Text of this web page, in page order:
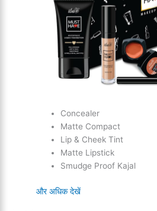
Concealer
Matte Compact
Lip & Cheek Tint
Matte Lipstick
Smudge Proof Kajal
और अधिक देखें